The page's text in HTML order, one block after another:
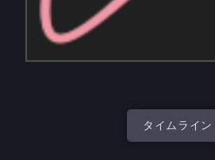
タイムライン